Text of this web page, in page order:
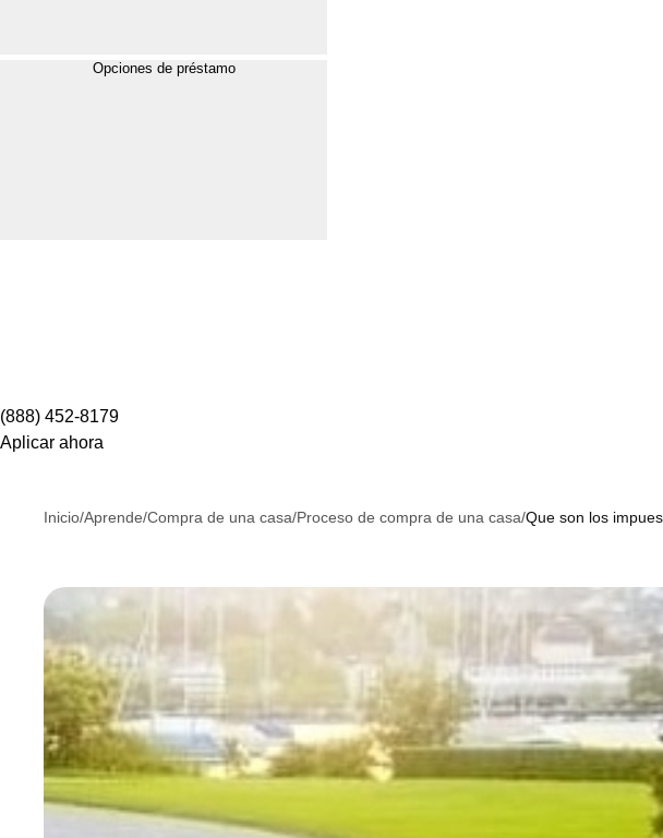
Opciones de préstamo
(888) 452-8179
Aplicar ahora
Inicio/Aprende/Compra de una casa/Proceso de compra de una casa/Que son los